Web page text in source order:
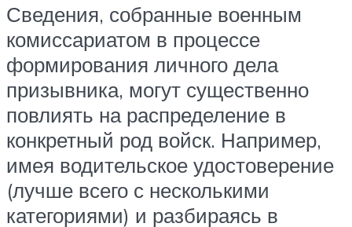
Сведения, собранные военным
комиссариатом в процессе
формирования личного дела
призывника, могут существенно
повлиять на распределение в
конкретный род войск. Например,
имея водительское удостоверение
(лучше всего с несколькими
категориями) и разбираясь в